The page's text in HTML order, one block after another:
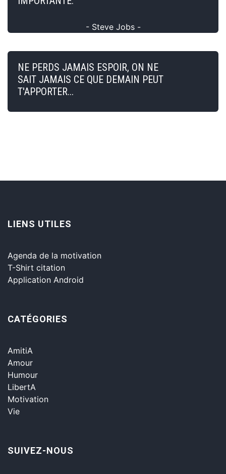
- Steve Jobs -
NE PERDS JAMAIS ESPOIR, ON NE
SAIT JAMAIS CE QUE DEMAIN PEUT
T'APPORTER...
LIENS UTILES
Agenda de la motivation
T-Shirt citation
Application Android
CATÉGORIES
AmitiA
Amour
Humour
LibertA
Motivation
Vie
SUIVEZ-NOUS